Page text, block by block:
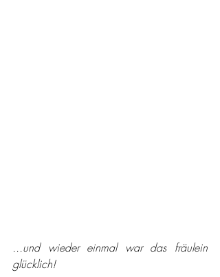
...und wieder einmal war das fräulein
glücklich!